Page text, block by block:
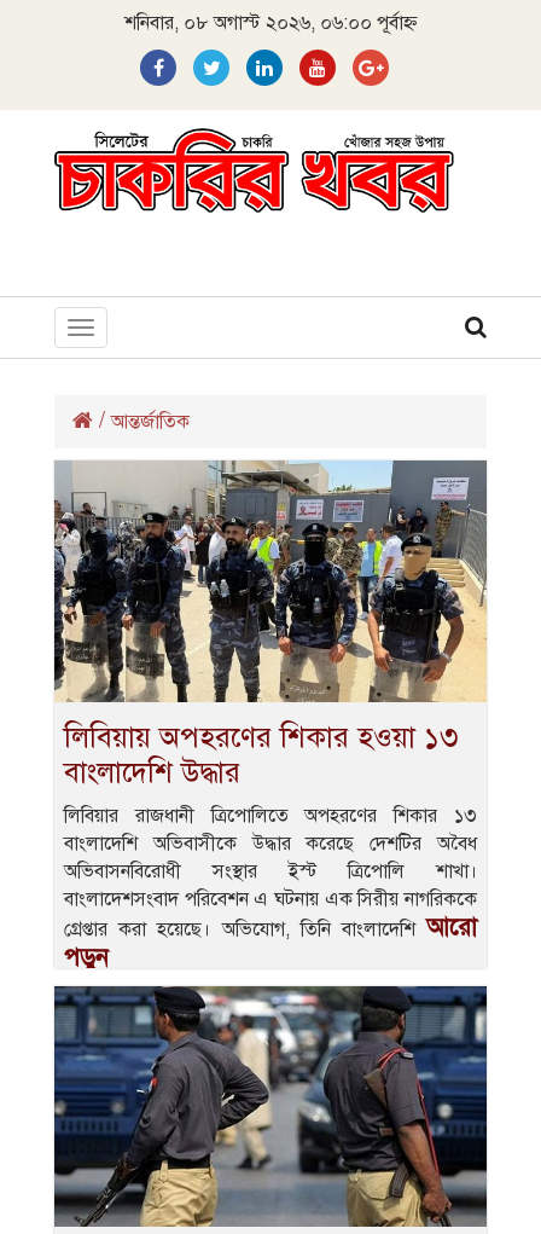
শনিবার, ০৮ অগাস্ট ২০২৬, ০৬:০০ পূর্বাহ্ন
Toggle
navigation
/আন্তর্জাতিক
লিবিয়ায় অপহরণের শিকার হওয়া ১৩
বাংলাদেশি উদ্ধার
লিবিয়ার রাজধানী ত্রিপোলিতে অপহরণের শিকার ১৩
বাংলাদেশি অভিবাসীকে উদ্ধার করেছে দেশটির অবৈধ
অভিবাসনবিরোধী সংস্থার ইস্ট ত্রিপোলি শাখা।
বাংলাদেশসংবাদ পরিবেশন এ ঘটনায় এক সিরীয় নাগরিককে
গ্রেপ্তার করা হয়েছে। অভিযোগ, তিনি বাংলাদেশিআরো
পড়ুন